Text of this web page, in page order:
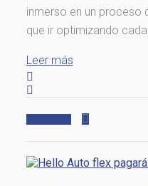
inmerso en un proceso
que ir optimizando
Leer más